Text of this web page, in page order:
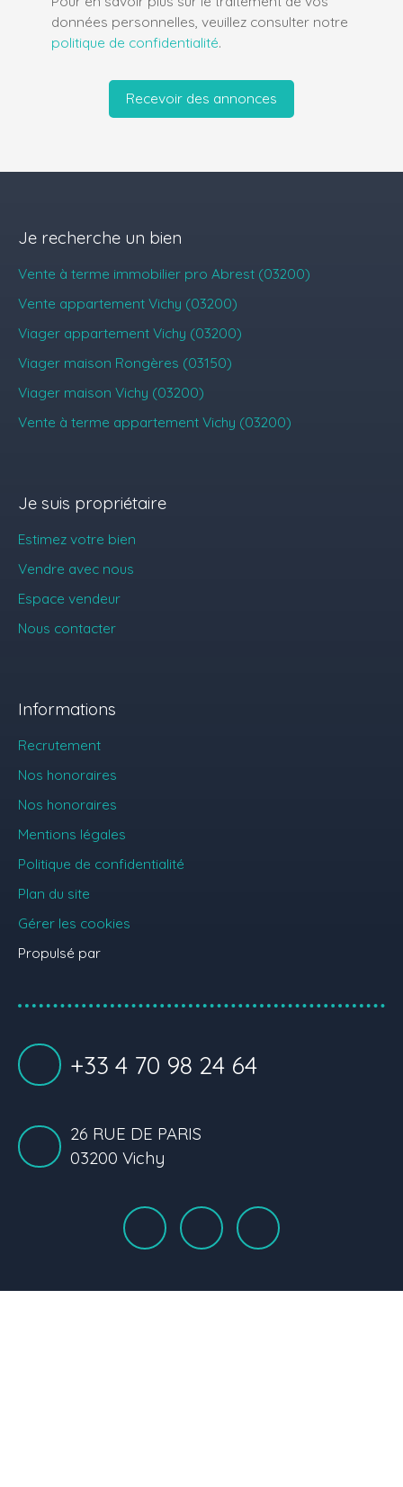
données personnelles, veuillez consulter notre
politique de confidentialité.
Recevoir des annonces
Je recherche un bien
Vente à terme immobilier pro Abrest (03200)
Vente appartement Vichy (03200)
Viager appartement Vichy (03200)
Viager maison Rongères (03150)
Viager maison Vichy (03200)
Vente à terme appartement Vichy (03200)
Je suis propriétaire
Estimez votre bien
Vendre avec nous
Espace vendeur
Nous contacter
Informations
Recrutement
Nos honoraires
Nos honoraires
Mentions légales
Politique de confidentialité
Plan du site
Gérer les cookies
Propulsé par
+33 4 70 98 24 64
26 RUE DE PARIS
03200 Vichy